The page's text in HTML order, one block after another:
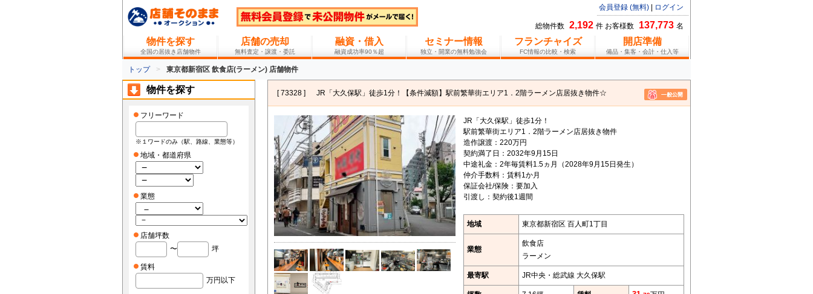
会員登録 (無料) ログイン
総物件数 2,192 件 お客様数 137,773 名
物件を探す
全国の居抜き店舗物件
店舗の売却
無料査定・譲渡・委託
融資・借入
融資成功率90％超
セミナー情報
独立・開業の無料勉強会
フランチャイズ
FC情報の比較・検索
開店準備
備品・集客・会計・仕入等
トップ 東京都新宿区 飲食店(ラーメン) 店舗物件
[ 73328 ] JR「大久保駅」徒歩1分！【条件減額】駅前繁華街エリア1．2階ラーメン店居抜き物件☆
JR「大久保駅」徒歩1分！
駅前繁華街エリア1．2階ラーメン店居抜き物件
造作譲渡：220万円
契約満了日：2032年9月15日
中途礼金：2年毎賃料1.5ヵ月（2028年9月15日発生）
仲介手数料：賃料1か月
保証会社/保険：要加入
引渡し：契約後1週間
地域 東京都新宿区 百人町1丁目
業態
飲食店
ラーメン
最寄駅 JR中央・総武線 大久保駅
物件を探す
フリーワード
※１ワードのみ（駅、路線、業態等）
地域・都道府県
業態
店舗坪数
〜
坪
賃料
万円以下